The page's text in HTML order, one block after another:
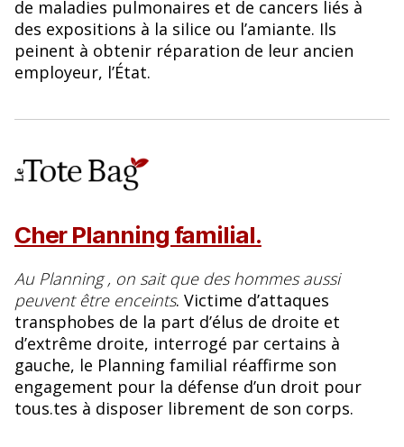
de maladies pulmonaires et de cancers liés à
des expositions à la silice ou l’amiante. Ils
peinent à obtenir réparation de leur ancien
employeur, l’État.
Cher Planning familial.
Au Planning , on sait que des hommes aussi
peuvent être enceints. Victime d’attaques
transphobes de la part d’élus de droite et
d’extrême droite, interrogé par certains à
gauche, le Planning familial réaffirme son
engagement pour la défense d’un droit pour
tous.tes à disposer librement de son corps.